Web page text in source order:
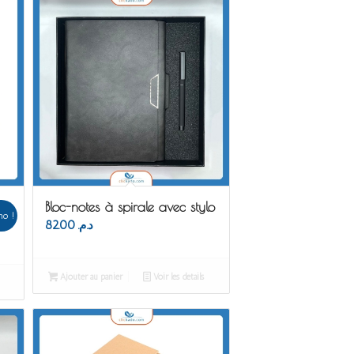
!
Bloc-notes à spirale avec stylo
د.م. 82.00
Ajouter au panier Voir les détails